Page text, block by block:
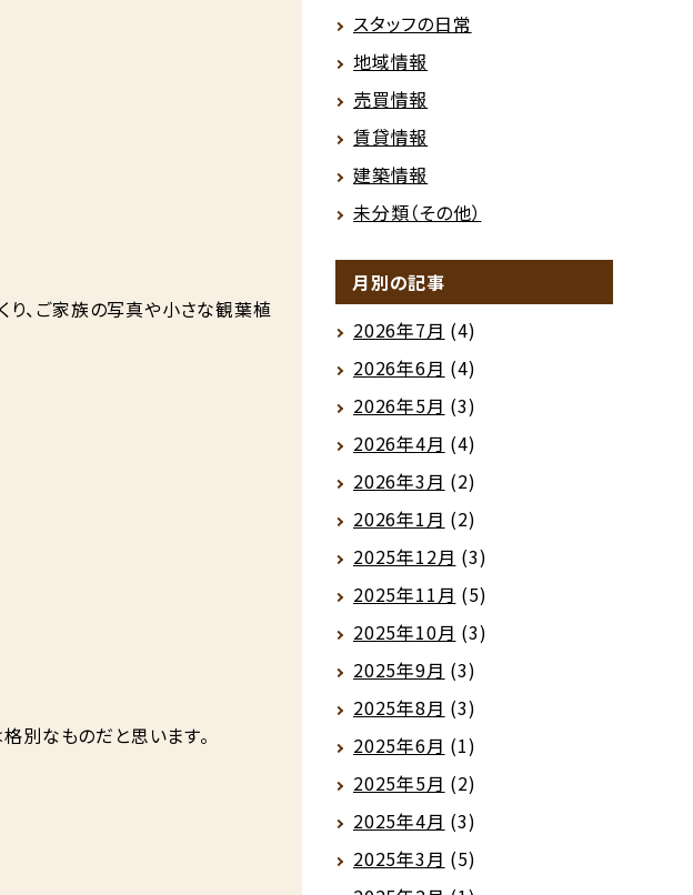
り、ご家族の写真や小さな観葉植
別なものだと思います。
スタッフの日常
地域情報
売買情報
賃貸情報
建築情報
未分類（その他）
月別の記事
2026年7月 (4)
2026年6月 (4)
2026年5月 (3)
2026年4月 (4)
2026年3月 (2)
2026年1月 (2)
2025年12月 (3)
2025年11月 (5)
2025年10月 (3)
2025年9月 (3)
2025年8月 (3)
2025年6月 (1)
2025年5月 (2)
2025年4月 (3)
2025年3月 (5)